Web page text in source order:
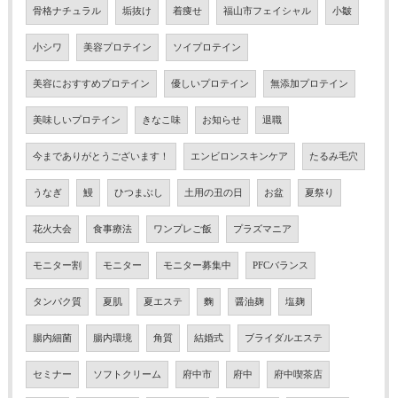
骨格ナチュラル 垢抜け 着痩せ 福山市フェイシャル 小皺
小シワ 美容プロテイン ソイプロテイン
美容におすすめプロテイン 優しいプロテイン 無添加プロテイン
美味しいプロテイン きなこ味 お知らせ 退職
今までありがとうございます！ エンビロンスキンケア たるみ毛穴
うなぎ 鰻 ひつまぶし 土用の丑の日 お盆 夏祭り
花火大会 食事療法 ワンプレご飯 プラズマニア
モニター割 モニター モニター募集中 PFCバランス
タンパク質 夏肌 夏エステ 麴 醤油麹 塩麹
腸内細菌 腸内環境 角質 結婚式 ブライダルエステ
セミナー ソフトクリーム 府中市 府中 府中喫茶店